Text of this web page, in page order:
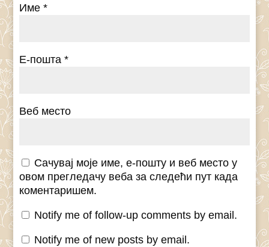
Име*
Е-пошта*
Веб место
Сачувај моје име, е-пошту и веб место у
овом прегледачу веба за следећи пут када
коментаришем.
Notify me of follow-up comments by email.
Notify me of new posts by email.